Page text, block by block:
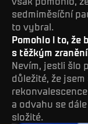
sedmiměsíční
to vybral.
Pomohlo i to, že
s těžkým
Nevím, jestli šlo
důležité, že
a odvahu se
složité.